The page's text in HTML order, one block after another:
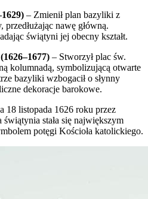
– Zmienił plan bazyliki z
przedłużając nawę główną.
świątyni jej obecny kształt.
– Stworzył plac św.
kolumnadą, symbolizującą otwarte
bazyliki wzbogacił o słynny
dekoracje barokowe.
18 listopada 1626 roku przez
stała się największym
potęgi Kościoła katolickiego.